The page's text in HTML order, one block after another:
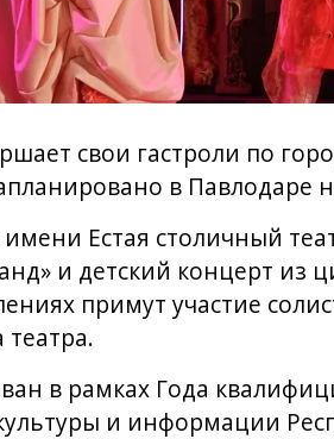
свои гастроли по
в Павлодаре
Естая столичный
и детский концерт из
примут участие
в рамках Года
и информации